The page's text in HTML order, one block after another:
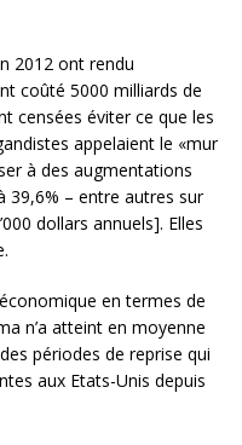
2012 ont rendu
coûté 5000 milliards de
censées éviter ce que les
appelaient le «mur
à des augmentations
39,6% – entre autres sur
dollars annuels]. Elles
en termes de
n’a atteint en moyenne
périodes de reprise qui
aux Etats-Unis depuis